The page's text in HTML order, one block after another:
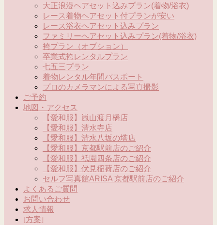
大正浪漫ヘアセット込みプラン(着物/浴衣)
レース着物ヘアセット付プランが安い
レース浴衣ヘアセット込みプラン
ファミリーヘアセット込みプラン(着物/浴衣)
袴プラン（オプション）
卒業式袴レンタルプラン
七五三プラン
着物レンタル年間パスポート
プロのカメラマンによる写真撮影
ご予約
地図・アクセス
【愛和服】嵐山渡月橋店
【愛和服】清水寺店
【愛和服】清水八坂の塔店
【愛和服】京都駅前店のご紹介
【愛和服】祇園四条店のご紹介
【愛和服】伏見稲荷店のご紹介
セルフ写真館ARISA 京都駅前店のご紹介
よくあるご質問
お問い合わせ
求人情報
[方案]